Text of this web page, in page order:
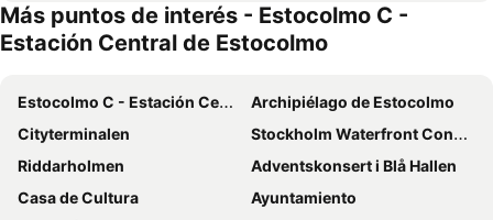
Rex Petit
Hotell Skeppsbron
Downtown Camper by Scandic
Scandic No 53
Unique Hotel
At Six
Best Western Plus Park City Hammarby Sjostad
Den Röda Båten
Scandic Gamla Stan
Elite Hotel Adlon
Victory Hotel
Clarion Hotel Stockholm
Más puntos de interés - Estocolmo C -
Estación Central de Estocolmo
Estocolmo C - Estación Central de Estocolmo
Archipiélago de Estocolmo
Cityterminalen
Stockholm Waterfront Congress Centre
Riddarholmen
Adventskonsert i Blå Hallen
Casa de Cultura
Ayuntamiento